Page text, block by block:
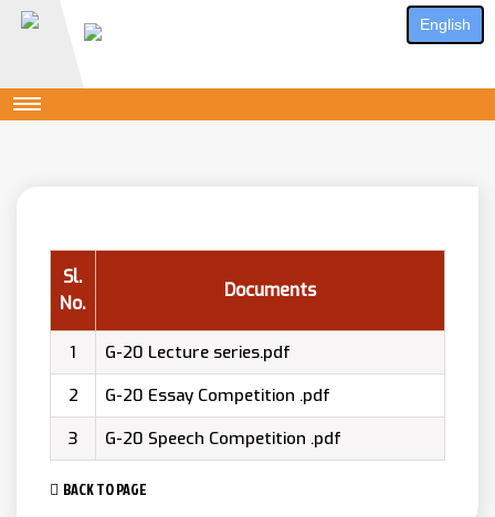
English
Sl.
No.
Documents
1
G-20 Lecture series.pdf
2
G-20 Essay Competition .pdf
3
G-20 Speech Competition .pdf
BACK TO PAGE